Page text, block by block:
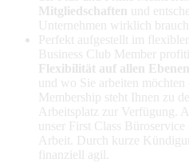
Mitgliedschaften und
Unternehmen wirklich
Perfekt aufgestellt im
Business Club Member
Flexibilität auf allen Ebenen
und wo Sie arbeiten
Membership steht Ihnen zu
Arbeitsplatz zur Verfügung.
unser First Class
Arbeit. Durch kurze
finanziell agil.